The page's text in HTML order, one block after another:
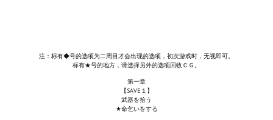
Dungeon Siege 2 Legendary Mod (Русские субтитры)
注：标有◆号的选项为二周目才会出现的选项，初次游戏时，无视即可。
标有★号的地方，请选择另外的选项回收ＣＧ。
第一章
【SAVE１】
武器を拾う
★命乞いをする